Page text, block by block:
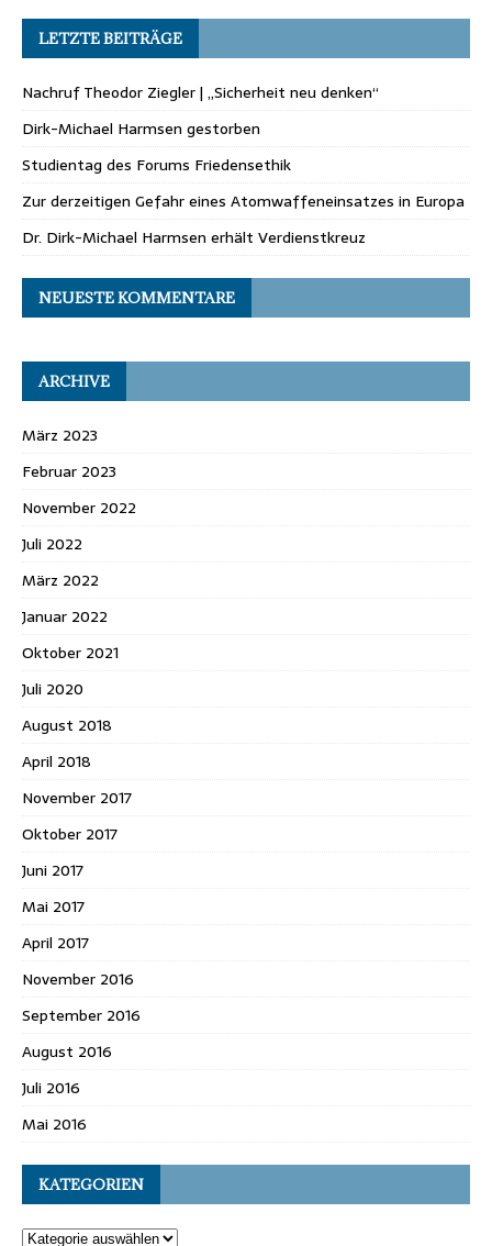
LETZTE BEITRÄGE
Nachruf Theodor Ziegler | „Sicherheit neu denken“
Dirk-Michael Harmsen gestorben
Studientag des Forums Friedensethik
Zur derzeitigen Gefahr eines Atomwaffeneinsatzes in Europa
Dr. Dirk-Michael Harmsen erhält Verdienstkreuz
NEUESTE KOMMENTARE
ARCHIVE
März 2023
Februar 2023
November 2022
Juli 2022
März 2022
Januar 2022
Oktober 2021
Juli 2020
August 2018
April 2018
November 2017
Oktober 2017
Juni 2017
Mai 2017
April 2017
November 2016
September 2016
August 2016
Juli 2016
Mai 2016
KATEGORIEN